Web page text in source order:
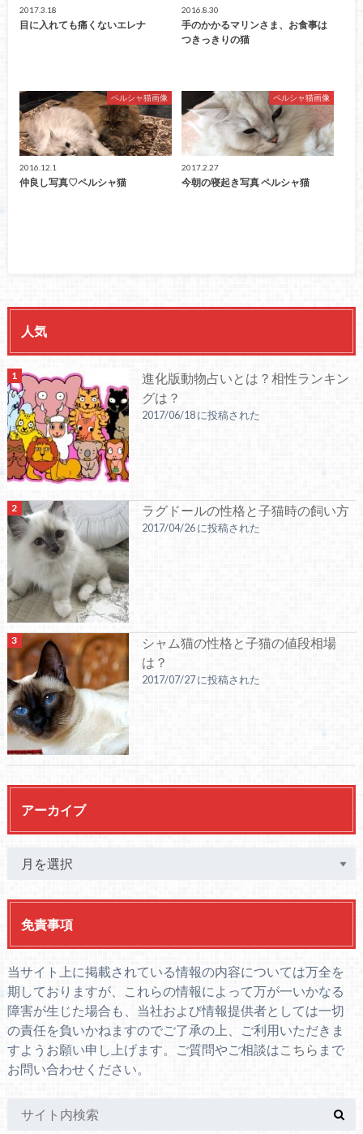
2017.3.18
目に入れても痛くないエレナ
2016.8.30
手のかかるマリンさま、お食事は
つきっきりの猫
ペルシャ猫画像
2016.12.1
仲良し写真♡ペルシャ猫
ペルシャ猫画像
2017.2.27
今朝の寝起き写真 ペルシャ猫
人気
進化版動物占いとは？相性ランキン
グは？
2017/06/18 に投稿された
ラグドールの性格と子猫時の飼い方
2017/04/26 に投稿された
シャム猫の性格と子猫の値段相場
は？
2017/07/27 に投稿された
アーカイブ
免責事項
当サイト上に掲載されている情報の内容については万全を
期しておりますが、これらの情報によって万が一いかなる
障害が生じた場合も、当社および情報提供者としては一切
の責任を負いかねますのでご了承の上、ご利用いただきま
すようお願い申し上げます。ご質問やご相談はこちら まで
お問い合わせください。